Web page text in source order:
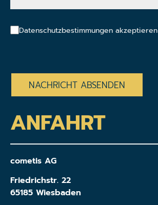
Datenschutzbestimmungen akzeptieren
ANFAHRT
cometis AG
Friedrichstr. 22
65185 Wiesbaden